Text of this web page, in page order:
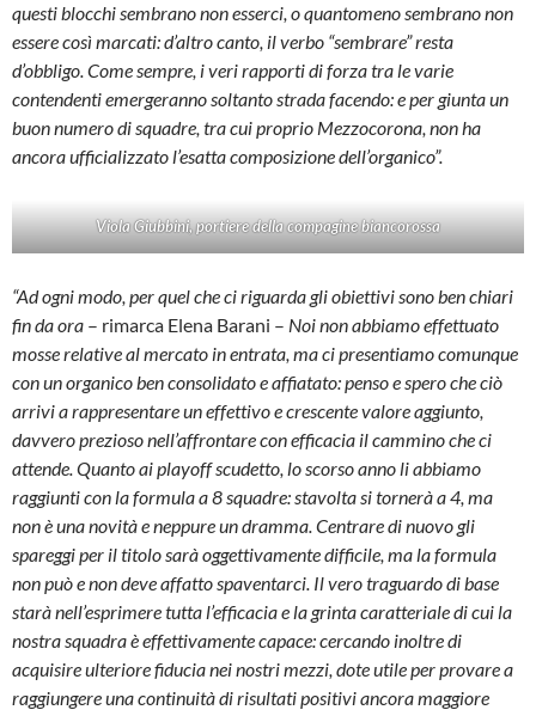
questi blocchi sembrano non esserci, o quantomeno sembrano non
essere così marcati: d’altro canto, il verbo “sembrare” resta
d’obbligo. Come sempre, i veri rapporti di forza tra le varie
contendenti emergeranno soltanto strada facendo: e per giunta un
buon numero di squadre, tra cui proprio Mezzocorona, non ha
ancora ufficializzato l’esatta composizione dell’organico”.
Viola Giubbini, portiere della compagine biancorossa
“Ad ogni modo, per quel che ci riguarda gli obiettivi sono ben chiari
fin da ora – rimarca Elena Barani – Noi non abbiamo effettuato
mosse relative al mercato in entrata, ma ci presentiamo comunque
con un organico ben consolidato e affiatato: penso e spero che ciò
arrivi a rappresentare un effettivo e crescente valore aggiunto,
davvero prezioso nell’affrontare con efficacia il cammino che ci
attende. Quanto ai playoff scudetto, lo scorso anno li abbiamo
raggiunti con la formula a 8 squadre: stavolta si tornerà a 4, ma
non è una novità e neppure un dramma. Centrare di nuovo gli
spareggi per il titolo sarà oggettivamente difficile, ma la formula
non può e non deve affatto spaventarci. Il vero traguardo di base
starà nell’esprimere tutta l’efficacia e la grinta caratteriale di cui la
nostra squadra è effettivamente capace: cercando inoltre di
acquisire ulteriore fiducia nei nostri mezzi, dote utile per provare a
raggiungere una continuità di risultati positivi ancora maggiore